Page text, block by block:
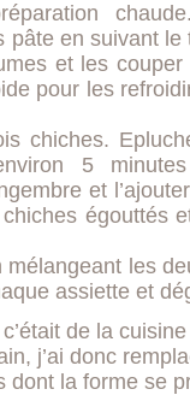
pâte en suivant
et les
pour les
chiches.
5
et
égouttés
les
assiette et
de la
j’ai donc
dont la forme se